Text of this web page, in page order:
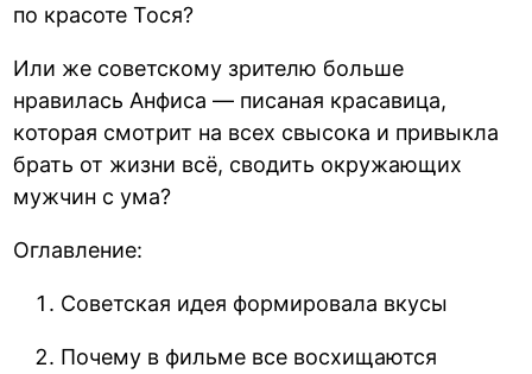
по красоте Тося?
Или же советскому зрителю больше
нравилась Анфиса — писаная красавица,
которая смотрит на всех свысока и привыкла
брать от жизни всё, сводить окружающих
мужчин с ума?
Оглавление:
Советская идея формировала вкусы
Почему в фильме все восхищаются